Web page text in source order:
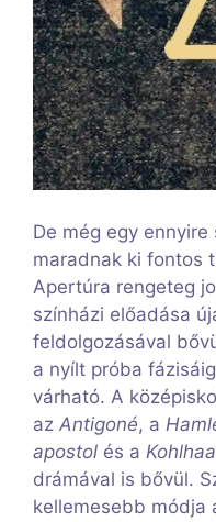
De még egy
maradnak ki fontos
Apertúra rengeteg
színházi előadása
feldolgozásával
a nyílt próba
várható. A
az Antigoné, a
apostol és a
drámával is bővül.
kellemesebb módja